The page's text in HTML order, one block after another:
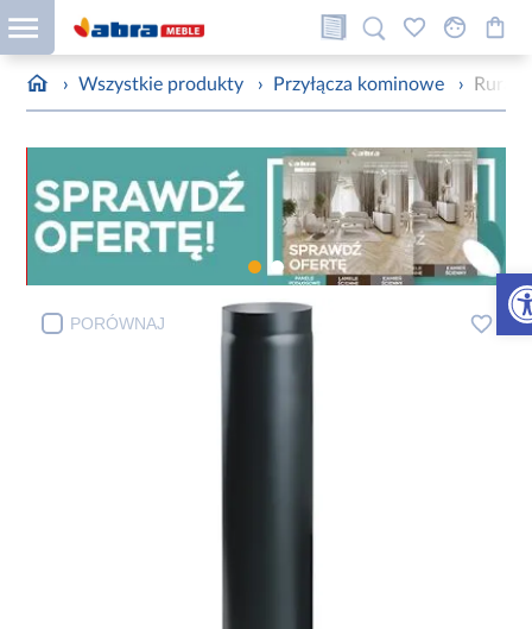
› Wszystkie produkty › Przyłącza kominowe › Rura
PORÓWNAJ